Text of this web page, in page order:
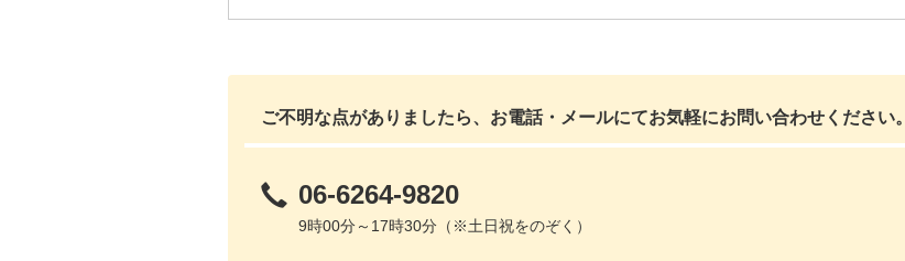
ご不明な点がありましたら、お電話・メールにてお気軽にお問い合わせください。
06-6264-9820
9時00分～17時30分（※土日祝をのぞく）